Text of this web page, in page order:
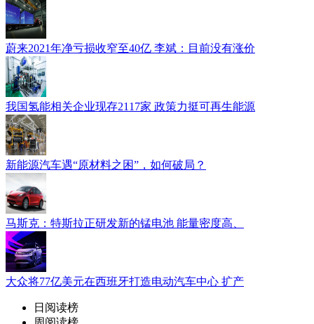
蔚来2021年净亏损收窄至40亿 李斌：目前没有涨价
我国氢能相关企业现存2117家 政策力挺可再生能源
新能源汽车遇“原材料之困”，如何破局？
马斯克：特斯拉正研发新的锰电池 能量密度高、
大众将77亿美元在西班牙打造电动汽车中心 扩产
日阅读榜